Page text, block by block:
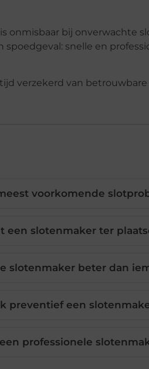
onmisbaar bij onverwachte
snelle en
verzekerd van
voorkomende
een slotenmaker ter
slotenmaker beter dan
preventief een
professionele